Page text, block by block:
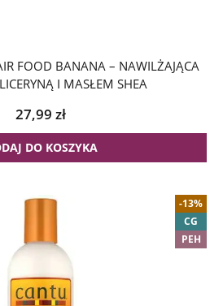
FOOD BANANA – NAWILŻAJĄCA
I MASŁEM SHEA
27,99 zł
DO KOSZYKA
-13%
CG
PEH